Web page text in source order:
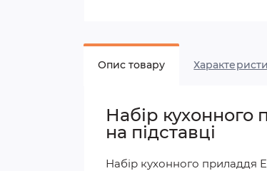
Опис товару
Набір кухонного
на підставці
Набір кухонного приладдя